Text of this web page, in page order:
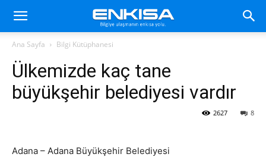
Ana Sayfa Bilgi Kütüphanesi
Ülkemizde kaç tane
büyükşehir belediyesi vardır
8
2627
Adana – Adana Büyükşehir Belediyesi